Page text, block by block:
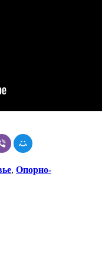
, Опорно-